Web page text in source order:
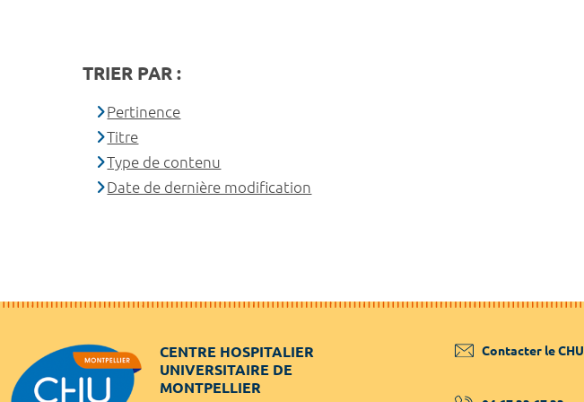
TRIER PAR :
Pertinence
Titre
Type de contenu
Date de dernière modification
CENTRE HOSPITALIER
UNIVERSITAIRE DE
MONTPELLIER
Contacter le CHU